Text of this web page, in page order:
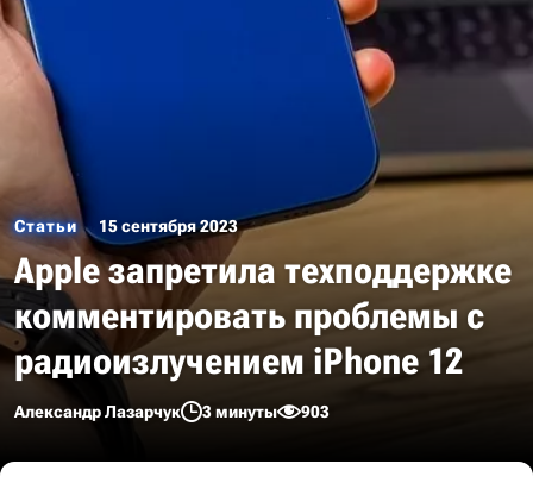
Статьи 15 сентября 2023
Apple запретила техподдержке
комментировать проблемы с
радиоизлучением iPhone 12
Александр Лазарчук 3 минуты 903